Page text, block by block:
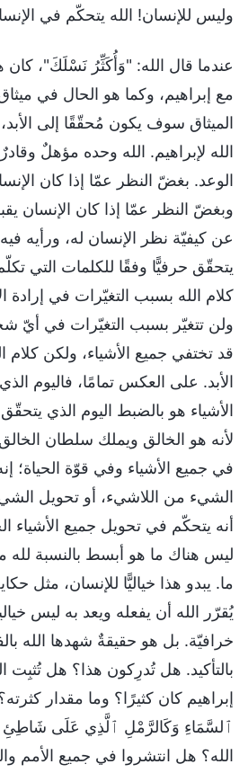
وليس للإنسان! الله يتحكّم في
عندما قال الله: "وَأُكَثِّرُ نَسْلَكَ"، كان
مع إبراهيم، وكما هو الحال في
الميثاق سوف يكون مُحقّقًا إلى
الله لإبراهيم. الله وحده مؤهلٌ
الوعد. بغضّ النظر عمّا إذا كان
وبغضّ النظر عمّا إذا كان الإنسان
عن كيفيّة نظر الإنسان له، ورأيه
يتحقّق حرفيًّا وفقًا للكلمات التي تكلّم
كلام الله بسبب التغيّرات في إرادة
ولن تتغيّر بسبب التغيّرات في أيّ
قد تختفي جميع الأشياء، ولكن
الأبد. على العكس تمامًا، فاليوم
الأشياء هو بالضبط اليوم الذي يتحقّق
لأنه هو الخالق ويملك سلطان
في جميع الأشياء وفي قوّة الحياة؛
الشيء من اللاشيء، أو تحويل
أنه يتحكّم في تحويل جميع الأشياء
ليس هناك ما هو أبسط بالنسبة
ما. يبدو هذا خياليًّا للإنسان، مثل
يُقرّر الله أن يفعله ويعد به ليس
خرافيّة. بل هو حقيقةٌ شهدها الله
بالتأكيد. هل تُدرِكون هذا؟ هل تُثبِت
إبراهيم كان كثيرًا؟ وما مقدار
ٱلسَّمَاءِ وَكَالرَّمْلِ ٱلَّذِي عَلَى شَاطِئِ
الله؟ هل انتشروا في جميع الأمم